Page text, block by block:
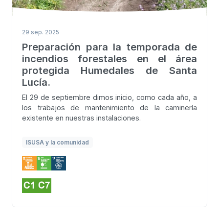
29 sep. 2025
Preparación para la temporada de
incendios forestales en el área
protegida Humedales de Santa
Lucía.
El 29 de septiembre dimos inicio, como cada año, a
los trabajos de mantenimiento de la caminería
existente en nuestras instalaciones.
ISUSA y la comunidad